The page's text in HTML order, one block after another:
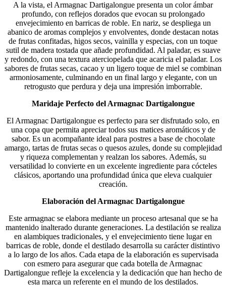
A la vista, el Armagnac Dartigalongue presenta un color ámbar
profundo, con reflejos dorados que evocan su prolongado
envejecimiento en barricas de roble. En nariz, se despliega un
abanico de aromas complejos y envolventes, donde destacan notas
de frutas confitadas, higos secos, vainilla y especias, con un toque
sutil de madera tostada que añade profundidad. Al paladar, es suave
y redondo, con una textura aterciopelada que acaricia el paladar. Los
sabores de frutas secas, cacao y un ligero toque de miel se combinan
armoniosamente, culminando en un final largo y elegante, con un
retrogusto que perdura y deja una impresión imborrable.
Maridaje Perfecto del Armagnac Dartigalongue
El Armagnac Dartigalongue es perfecto para ser disfrutado solo, en
una copa que permita apreciar todos sus matices aromáticos y de
sabor. Es un acompañante ideal para postres a base de chocolate
amargo, tartas de frutas secas o quesos azules, donde su complejidad
y riqueza complementan y realzan los sabores. Además, su
versatilidad lo convierte en un excelente ingrediente para cócteles
clásicos, aportando una profundidad única que eleva cualquier
creación.
Elaboración del Armagnac Dartigalongue
Este armagnac se elabora mediante un proceso artesanal que se ha
mantenido inalterado durante generaciones. La destilación se realiza
en alambiques tradicionales, y el envejecimiento tiene lugar en
barricas de roble, donde el destilado desarrolla su carácter distintivo
a lo largo de los años. Cada etapa de la elaboración es supervisada
con esmero para asegurar que cada botella de Armagnac
Dartigalongue refleje la excelencia y la dedicación que han hecho de
esta marca un referente en el mundo de los destilados.